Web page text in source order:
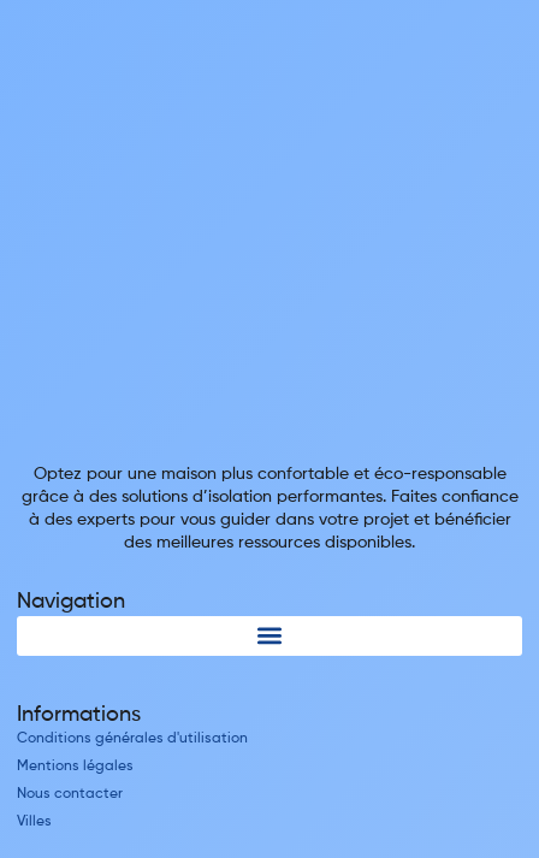
Optez pour une maison plus confortable et éco-responsable
grâce à des solutions d’isolation performantes. Faites confiance
à des experts pour vous guider dans votre projet et bénéficier
des meilleures ressources disponibles.
Navigation
Informations
Conditions générales d'utilisation
Mentions légales
Nous contacter
Villes